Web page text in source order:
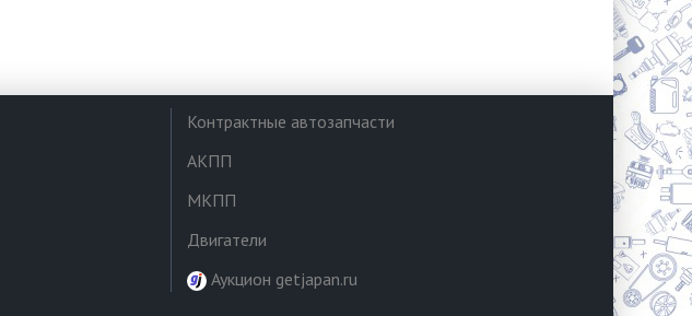
Контрактные автозапчасти
АКПП
МКПП
Двигатели
Аукцион getjapan.ru